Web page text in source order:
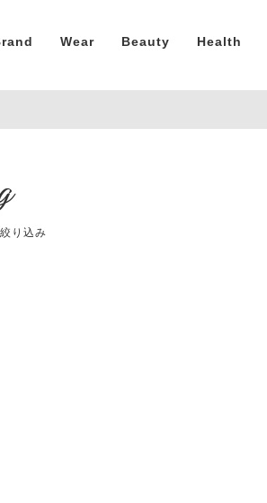
Wear Beauty Health
り込み